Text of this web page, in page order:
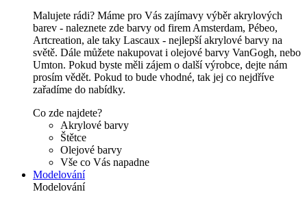
Malujete rádi? Máme pro Vás zajímavy výběr akrylových
barev - naleznete zde barvy od firem Amsterdam, Pébeo,
Artcreation, ale taky Lascaux - nejlepší akrylové barvy na
světě. Dále můžete nakupovat i olejové barvy VanGogh, nebo
Umton. Pokud byste měli zájem o další výrobce, dejte nám
prosím vědět. Pokud to bude vhodné, tak jej co nejdříve
zařadíme do nabídky.
Co zde najdete?
Akrylové barvy
Štětce
Olejové barvy
Vše co Vás napadne
Modelování
Modelování